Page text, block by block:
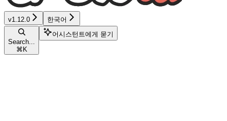
v1.12.0 한국어
Search...
⌘ K
어시스턴트에게 묻기